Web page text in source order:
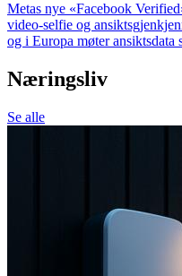
Metas nye «Facebook
video-selfie og
og i Europa møter ansiktsdata
Næringsliv
Se alle